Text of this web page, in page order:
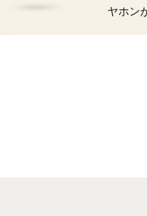
ヤホン